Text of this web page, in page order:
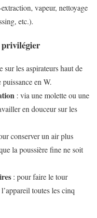
vapeur, nettoyage
etc.).
privilégier
sur les aspirateurs haut de
en W.
: via une molette ou une
en douceur sur les
conserver un air plus
la poussière fine ne soit
: pour faire le tour
toutes les cinq